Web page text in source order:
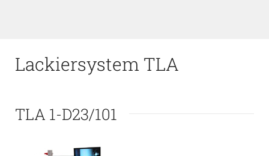
Lackiersystem TLA
TLA 1-D23/101